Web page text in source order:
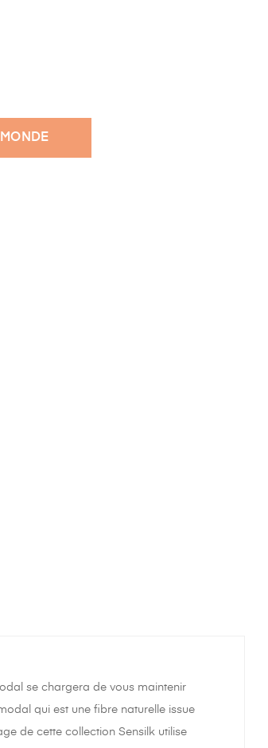
se chargera de vous maintenir
qui est une fibre naturelle issue
de cette collection Sensilk utilise